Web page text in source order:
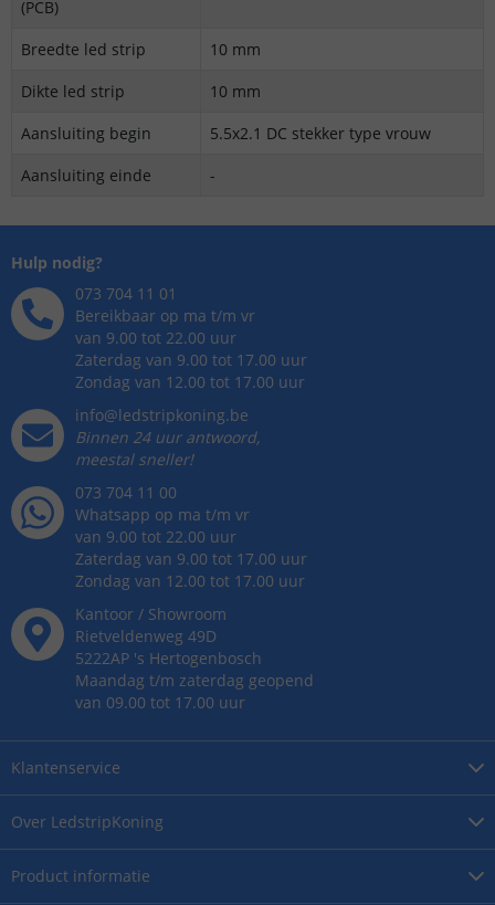
(PCB)
Breedte led strip
10 mm
Dikte led strip
10 mm
Aansluiting begin
5.5x2.1 DC stekker type vrouw
Aansluiting einde
-
Over LedstripKoning
Product informatie
Klantenservice
Hulp nodig?
073 704 11 01
Bereikbaar op ma t/m vr
van 9.00 tot 22.00 uur
Zaterdag van 9.00 tot 17.00 uur
Zondag van 12.00 tot 17.00 uur
info@ledstripkoning.be
Binnen 24 uur antwoord,
meestal sneller!
073 704 11 00
Whatsapp op ma t/m vr
van 9.00 tot 22.00 uur
Zaterdag van 9.00 tot 17.00 uur
Zondag van 12.00 tot 17.00 uur
Kantoor / Showroom
Rietveldenweg 49D
5222AP 's Hertogenbosch
Maandag t/m zaterdag geopend
van 09.00 tot 17.00 uur